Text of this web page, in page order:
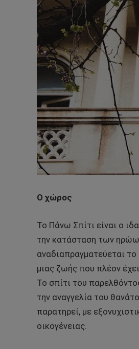
Ο χώρος
Το Πάνω Σπίτι είναι ο
την κατάσταση των
αναδιαπραγματεύεται
μιας ζωής που πλέον
Το σπίτι του
την αναγγελία του
παρατηρεί, με
οικογένειας.